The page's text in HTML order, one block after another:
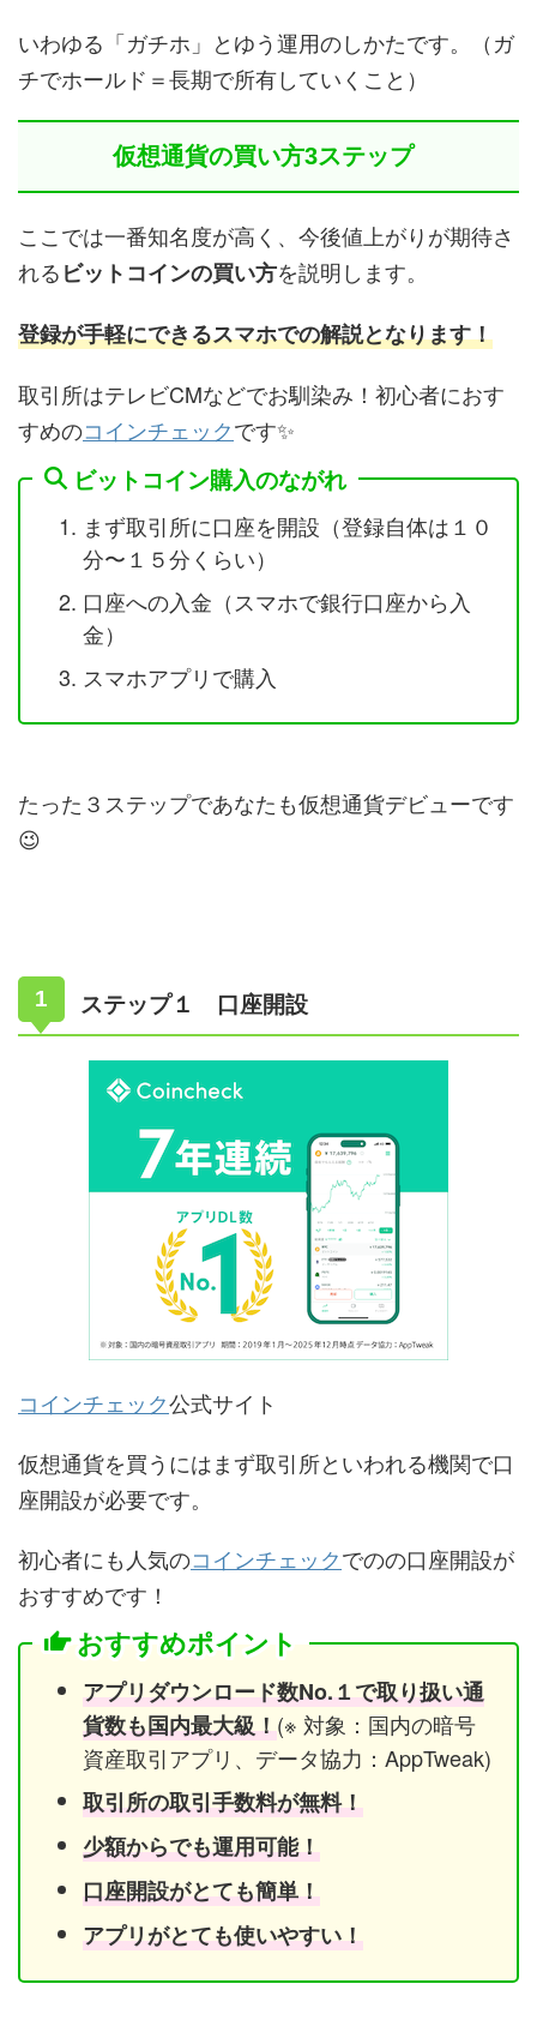
いわゆる「ガチホ」とゆう運用のしかたです。（ガ
チでホールド＝長期で所有していくこと）
仮想通貨の買い方3ステップ
ここでは一番知名度が高く、今後値上がりが期待さ
れるビットコインの買い方を説明します。
登録が手軽にできるスマホでの解説となります！
取引所はテレビCMなどでお馴染み！初心者におす
すめのコインチェックです✨
ビットコイン購入のながれ
まず取引所に口座を開設（登録自体は１０
分〜１５分くらい）
口座への入金（スマホで銀行口座から入
金）
スマホアプリで購入
たった３ステップであなたも仮想通貨デビューです
😉
ステップ１ 口座開設
コインチェック公式サイト
仮想通貨を買うにはまず取引所といわれる機関で口
座開設が必要です。
初心者にも人気のコインチェックでのの口座開設が
おすすめです！
おすすめポイント
アプリダウンロード数No.１で取り扱い通
貨数も国内最大級！(※ 対象：国内の暗号
資産取引アプリ、データ協力：AppTweak)
取引所の取引手数料が無料！
少額からでも運用可能！
口座開設がとても簡単！
アプリがとても使いやすい！